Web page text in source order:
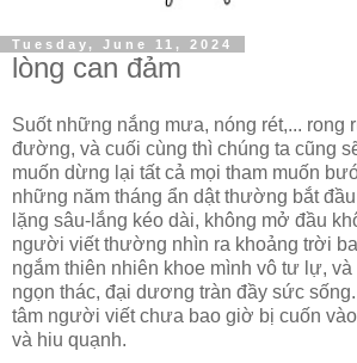
Tuesday, June 11, 2024
lòng can đảm
Suốt những nắng mưa, nóng rét,... rong
đường, và cuối cùng thì chúng ta cũng
muốn dừng lại tất cả mọi tham muốn
những năm tháng ẩn dật thường bắt
lặng sâu-lắng kéo dài, không mở đầu
người viết thường nhìn ra khoảng trời
ngắm thiên nhiên khoe mình vô tư lự,
ngọn thác, đại dương tràn đầy sức
tâm người viết chưa bao giờ bị cuốn
và hiu quạnh.